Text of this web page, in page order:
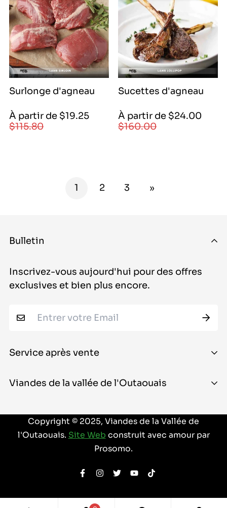
10890|
10890
Surlonge d'agneau
Prix
de
À partir de $19.25
Prix
régulier
$115.80
Sucettes d'agneau
Prix
de
16000|
À partir de $24.00
Prix
régulier
$160.00
1 2 3 »
Service après vente
À propos
Guide de commande
Conditions d'utilisation
politique de confidentialité
Politique de remboursement
Viandes de la vallée de l'Outaouais
Ottawa (Ontario) K2E 7Y9
Canada
customersupport@ottawavalleymeats.com
Bulletin
Inscrivez-vous aujourd'hui pour des offres
exclusives et bien plus encore.
Copyright © 2025, Viandes de la Vallée de
l'Outaouais. Site Web construit avec amour par
Prosomo.